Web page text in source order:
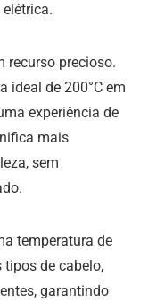
recurso precioso.
ideal de 200°C em
experiência de
mais
sem
temperatura de
tipos de cabelo,
garantindo